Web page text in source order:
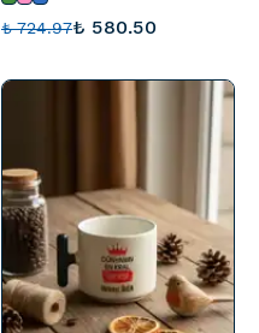
₺ 724.97₺ 580.50